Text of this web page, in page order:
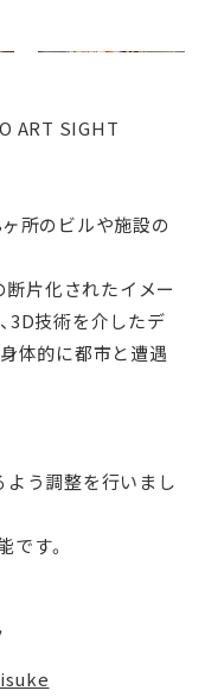
ART SIGHT
ヶ所のビルや施設の
片化されたイメー
3D技術を介したデ
体的に都市と遭遇
よう調整を行いまし
す。